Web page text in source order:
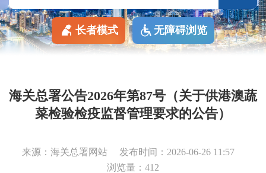
长者模式 无障碍浏览
海关总署公告2026年第87号（关于供港澳蔬
菜检验检疫监督管理要求的公告）
来源：海关总署网站
发布时间：2026-06-26 11:57
浏览量：412